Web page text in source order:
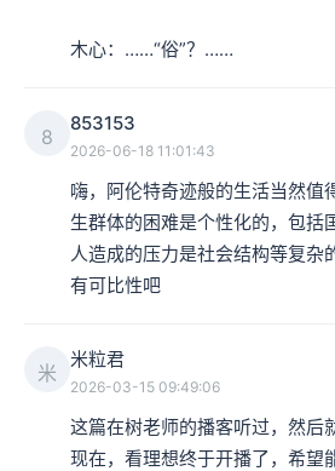
木心：……“俗”？……
8
853153
2026-06-18 11:01:43
嗨，阿伦特奇迹般的生活当然值
生群体的困难是个性化的，包括
人造成的压力是社会结构等复杂
有可比性吧
米
米粒君
2026-03-15 09:49:06
这篇在树老师的播客听过，然后
现在，看理想终于开播了，希望